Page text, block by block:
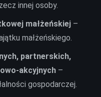
innej osoby.
małżeńskiej –
małżeńskiego.
partnerskich,
akcyjnych –
gospodarczej.